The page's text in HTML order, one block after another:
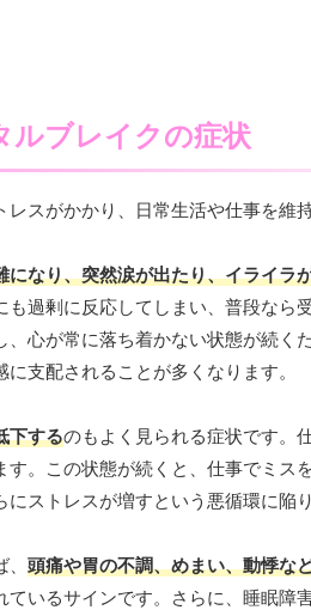
ルブレイクの症状
スがかかり、日常生活や仕事を維
になり、突然涙が出たり、イライラ
も過剰に反応してしまい、普段なら
心が常に落ち着かない状態が続く
支配されることが多くなります。
下するのもよく見られる症状です。
。この状態が続くと、仕事でミス
ストレスが増すという悪循環に陥り
頭痛や胃の不調、めまい、動悸な
いるサインです。さらに、睡眠障